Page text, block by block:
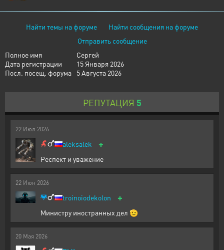
Найти темы на форуме
Найти сообщения на форуме
Отправить сообщение
Полное имя
Сергей
Дата регистрации
15 Января 2026
Посл. посещ. форума
5 Августа 2026
РЕПУТАЦИЯ 5
22 Июл 2026
aleksalek +
Респект и уважение
22 Июн 2026
troinoiodekolon +
Министру иностранных дел 🫡
20 Мая 2026